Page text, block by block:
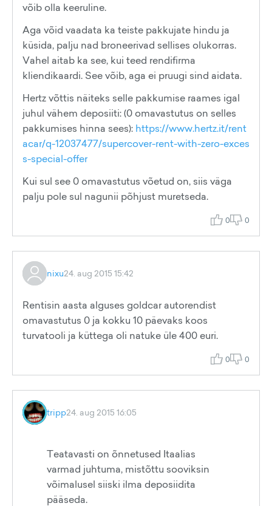
võib olla keeruline.
Aga võid vaadata ka teiste pakkujate hindu ja
küsida, palju nad broneerivad sellises olukorras.
Vahel aitab ka see, kui teed rendifirma
kliendikaardi. See võib, aga ei pruugi sind aidata.
Hertz võttis näiteks selle pakkumise raames igal
juhul vähem deposiiti: (0 omavastutus on selles
pakkumises hinna sees): https://www.hertz.it/rent
acar/q-12037477/supercover-rent-with-zero-exces
s-special-offer
Kui sul see 0 omavastutus võetud on, siis väga
palju pole sul nagunii põhjust muretseda.
0 0
nixu24. aug 2015 15:42
Rentisin aasta alguses goldcar autorendist
omavastutus 0 ja kokku 10 päevaks koos
turvatooli ja küttega oli natuke üle 400 euri.
0 0
tripp24. aug 2015 16:05
Teatavasti on õnnetused Itaalias
varmad juhtuma, mistõttu sooviksin
võimalusel siiski ilma deposiidita
pääseda.